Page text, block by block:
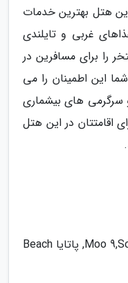
هتل بهترین خدمات
غربی و تایلندی
را برای مسافرین در
این اطمینان را می
سرگرمی های بیشماری
اقامتتان در این هتل
آدرس هتل : 201/1 Moo 9,Soi 3 Beach Road, پاتایا Beach